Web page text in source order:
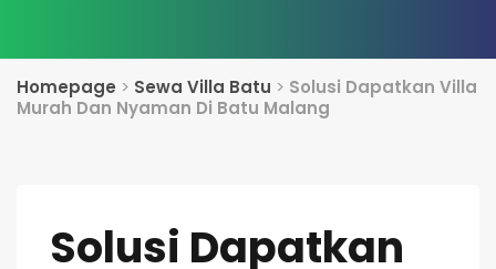
Homepage > Sewa Villa Batu > Solusi Dapatkan Villa
Murah Dan Nyaman Di Batu Malang
Solusi Dapatkan